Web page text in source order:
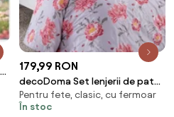
179,99 RON
decoDoma Set lenjerii de pat
pentru familii CHRISTINNE, cu
cearceafuri şi feţe pernuţe set
Pentru fete, clasic, cu fermoar
În stoc